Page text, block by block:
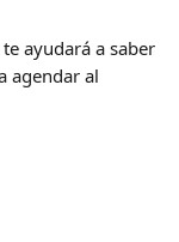
ayudará a saber
agendar al